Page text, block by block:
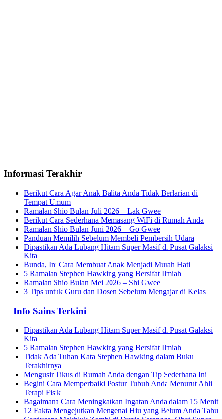
Informasi Terakhir
Berikut Cara Agar Anak Balita Anda Tidak Berlarian di
Tempat Umum
Ramalan Shio Bulan Juli 2026 – Lak Gwee
Berikut Cara Sederhana Memasang WiFi di Rumah Anda
Ramalan Shio Bulan Juni 2026 – Go Gwee
Panduan Memilih Sebelum Membeli Pembersih Udara
Dipastikan Ada Lubang Hitam Super Masif di Pusat Galaksi
Kita
Bunda, Ini Cara Membuat Anak Menjadi Murah Hati
5 Ramalan Stephen Hawking yang Bersifat Ilmiah
Ramalan Shio Bulan Mei 2026 – Shi Gwee
3 Tips untuk Guru dan Dosen Sebelum Mengajar di Kelas
Info Sains Terkini
Dipastikan Ada Lubang Hitam Super Masif di Pusat Galaksi
Kita
5 Ramalan Stephen Hawking yang Bersifat Ilmiah
Tidak Ada Tuhan Kata Stephen Hawking dalam Buku
Terakhirnya
Mengusir Tikus di Rumah Anda dengan Tip Sederhana Ini
Begini Cara Memperbaiki Postur Tubuh Anda Menurut Ahli
Terapi Fisik
Bagaimana Cara Meningkatkan Ingatan Anda dalam 15 Menit
12 Fakta Mengejutkan Mengenai Hiu yang Belum Anda Tahu